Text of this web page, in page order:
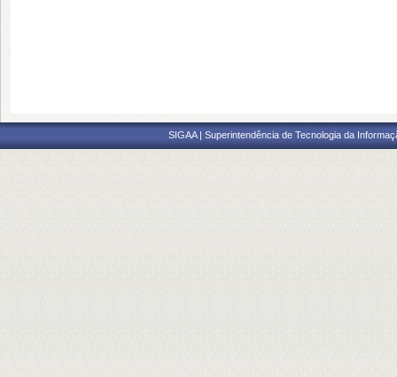
SIGAA | Superintendência de Tecnologia da